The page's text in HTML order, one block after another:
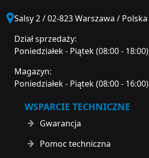
Salsy 2 / 02-823 Warszawa / Polska
Dział sprzedaży:
Poniedziałek - Piątek (08:00 - 18:00)
Magazyn:
Poniedziałek - Piątek (08:00 - 16:00)
WSPARCIE TECHNICZNE
Gwarancja
Pomoc techniczna